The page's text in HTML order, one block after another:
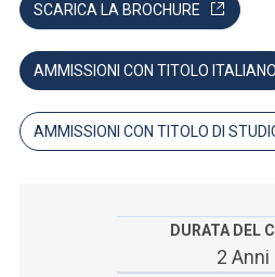
Facoltà e campus
SEI UNO STUDENTE ISCRITTO?
SEI UN DOCENTE O UN MEMBRO DELLO
SCARICA LA BROCHURE
AMMISSIONI CON TITOLO ITALIANO
AMMISSIONI CON TITOLO DI
DURATA DEL
2 Anni